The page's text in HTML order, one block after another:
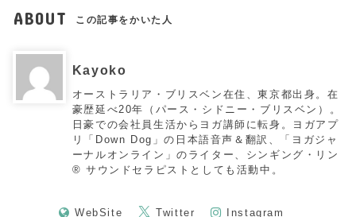
ABOUT この記事をかいた人
Kayoko
オーストラリア・ブリスベン在住、東京都出身。在
豪歴延べ20年（パース・シドニー・ブリスベン）。
日豪での会社員生活からヨガ講師に転身。ヨガアプ
リ「Down Dog」の日本語音声＆翻訳、「ヨガジャ
ーナルオンライン」のライター、シンギング・リン
®︎ サウンドセラピストとしても活動中。
WebSite Twitter Instagram